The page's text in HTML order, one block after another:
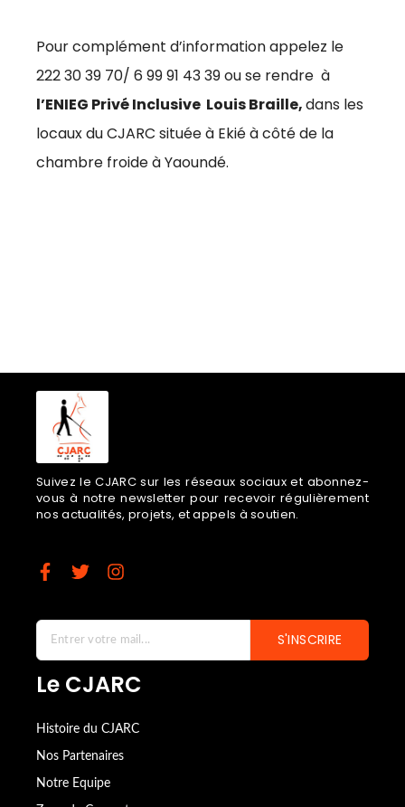
Pour complément d’information appelez le
222 30 39 70/ 6 99 91 43 39 ou se rendre à
l’ENIEG Privé Inclusive Louis Braille,dans les
locaux du CJARC située à Ekié à côté de la
chambre froide à Yaoundé.
Suivez le CJARC sur les réseaux sociaux et abonnez-
vous à notre newsletter pour recevoir régulièrement
nos actualités, projets, et appels à soutien.
S'INSCRIRE
Le CJARC
Histoire du CJARC
Nos Partenaires
Notre Equipe